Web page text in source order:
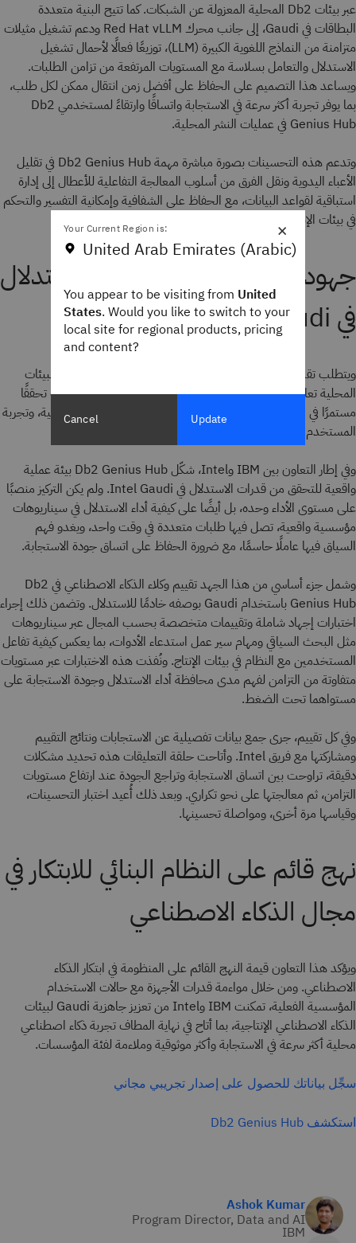
عبر بيئات Db2 المحلية المعزولة عن الشبكات. كما تتيح البنية متعددة
البطاقات في Gaudi، إلى جانب محرك Red Hat vLLM ودعم تشغيل مثيلات
متزامنة من النماذج اللغوية الكبيرة (LLM)، توزيعًا فعالًا لأحمال تشغيل
الاستدلال والتعامل بسلاسة مع المستويات المرتفعة من تزامن الطلبات.
ويساعد هذا التصميم على الحفاظ على أفضل زمن انتقال ممكن لكل طلب،
بما يوفر تجربة أكثر سرعة في الاستجابة واتساقًا وارتقاءً لمستخدمي Db2
Genius Hub في عمليات النشر المحلية.
وتدعم هذه التحسينات بصورة مباشرة مهمة Db2 Genius Hub في تقليل
الأعباء اليدوية ونقل الفرق من أسلوب المعالجة التفاعلية للأعطال إلى إدارة
استباقية لقواعد البيانات، مع الحفاظ على الشفافية وإمكانية التفسير والتحكم
في بيئات الإنتاج.
جهود تعاونية لتقييم قدرات الاستدلال
في Gaudi وتطويرها
ويتطلب تقديم تجربة موثوقة وعالية الجودة للذكاء الاصطناعي في البيئات
المحلية تعاونًا وثيقًا عبر مختلف الطبقات التقنية والفرق. كما يتطلب تحققًا
مستمرًا في ضوء أحمال التشغيل الفعلية، ومستويات التزامن الحقيقية، وتجربة
المستخدم الواقعية.
وفي إطار التعاون بين IBM وIntel، شكّل Db2 Genius Hub بيئة عملية
واقعية للتحقق من قدرات الاستدلال في Intel Gaudi. ولم يكن التركيز منصبًا
على مستوى الأداء وحده، بل أيضًا على كيفية أداء الاستدلال في سيناريوهات
مؤسسية واقعية، تصل فيها طلبات متعددة في وقت واحد، ويغدو فهم
السياق فيها عاملًا حاسمًا، مع ضرورة الحفاظ على اتساق جودة الاستجابة.
وشمل جزء أساسي من هذا الجهد تقييم وكلاء الذكاء الاصطناعي في Db2
Genius Hub باستخدام Gaudi بوصفه خادمًا للاستدلال. وتضمن ذلك إجراء
اختبارات إجهاد شاملة وتقييمات متخصصة بحسب المجال عبر سيناريوهات
مثل البحث السياقي ومهام سير عمل استدعاء الأدوات، بما يعكس كيفية تفاعل
المستخدمين مع النظام في بيئات الإنتاج. ونُفذت هذه الاختبارات عبر مستويات
متفاوتة من التزامن لفهم مدى محافظة أداء الاستدلال وجودة الاستجابة على
مستواهما تحت الضغط.
وفي كل تقييم، جرى جمع بيانات تفصيلية عن الاستجابات ونتائج التقييم
ومشاركتها مع فريق Intel. وأتاحت حلقة التعليقات هذه تحديد مشكلات
دقيقة، تراوحت بين اتساق الاستجابة وتراجع الجودة عند ارتفاع مستويات
التزامن، ثم معالجتها على نحو تكراري. وبعد ذلك أُعيد اختبار التحسينات،
وقياسها مرة أخرى، ومواصلة تحسينها.
نهج قائم على النظام البنائي للابتكار في
مجال الذكاء الاصطناعي
ويؤكد هذا التعاون قيمة النهج القائم على المنظومة في ابتكار الذكاء
الاصطناعي. ومن خلال مواءمة قدرات الأجهزة مع حالات الاستخدام
المؤسسية الفعلية، تمكنت IBM وIntel من تعزيز جاهزية Gaudi لبيئات
الذكاء الاصطناعي الإنتاجية، بما أتاح في نهاية المطاف تجربة ذكاء اصطناعي
محلية أكثر سرعة في الاستجابة وأكثر موثوقية وملاءمة لفئة المؤسسات.
سجِّل بياناتك للحصول على إصدار تجريبي مجاني
استكشف Db2 Genius Hub
Ashok Kumar
Program Director, Data and AI
IBM
×
Your Current Region is:
United Arab Emirates (Arabic)
You appear to be visiting from United
States. Would you like to switch to your
local site for regional products, pricing
and content?
Cancel Update